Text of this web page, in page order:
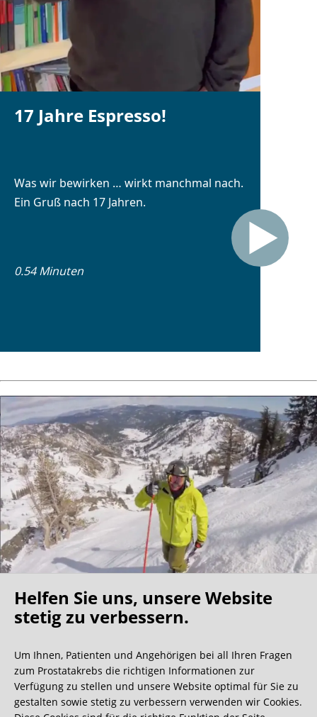
17 Jahre Espresso!
Was wir bewirken … wirkt manchmal nach.
Ein Gruß nach 17 Jahren.
0.54 Minuten
Oh what a ride!
Wir bekommen ja viele tolle Gästebucheinträge,
aber dieser ist doch sehr ungewöhnlich.
Helfen Sie uns, unsere Website
stetig zu verbessern.
Um Ihnen, Patienten und Angehörigen bei all Ihren Fragen
zum Prostatakrebs die richtigen Informationen zur
Verfügung zu stellen und unsere Website optimal für Sie zu
gestalten sowie stetig zu verbessern verwenden wir Cookies.